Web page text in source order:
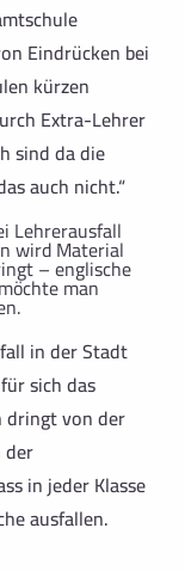
Eindrücken bei
kürzen
Extra-Lehrer
sind da die
auch nicht.“
Lehrerausfall
wird Material
– englische
man
in der Stadt
sich das
dringt von der
in jeder Klasse
ausfallen.